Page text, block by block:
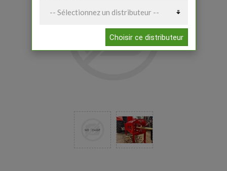
Choisir ce distributeur